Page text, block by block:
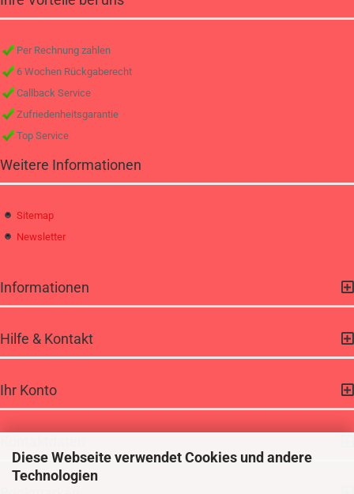
Diese Webseite verwendet Cookies und andere
Technologien
Per Rechnung zahlen
6 Wochen Rückgaberecht
Callback Service
Zufriedenheitsgarantie
Top Service
Weitere Informationen
Sitemap
Newsletter
Informationen
Hilfe & Kontakt
Ihr Konto